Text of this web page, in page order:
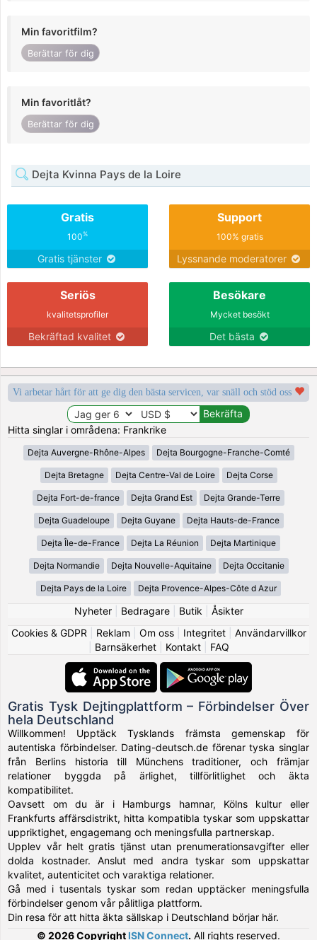
Min favoritfilm?
Berättar för dig
Min favoritlåt?
Berättar för dig
Dejta Kvinna Pays de la Loire
Gratis
100%
Gratis tjänster
Support
100% gratis
Lyssnande moderatorer
Seriös
kvalitetsprofiler
Bekräftad kvalitet
Besökare
Mycket besökt
Det bästa
Vi arbetar hårt för att ge dig den bästa servicen, var snäll och stöd oss
Hitta singlar i områdena: Frankrike
Dejta Auvergne-Rhône-Alpes Dejta Bourgogne-Franche-Comté
Dejta Bretagne Dejta Centre-Val de Loire Dejta Corse
Dejta Fort-de-france Dejta Grand Est Dejta Grande-Terre
Dejta Guadeloupe Dejta Guyane Dejta Hauts-de-France
Dejta Île-de-France Dejta La Réunion Dejta Martinique
Dejta Normandie Dejta Nouvelle-Aquitaine Dejta Occitanie
Dejta Pays de la Loire Dejta Provence-Alpes-Côte d Azur
Nyheter| Bedragare| Butik
Åsikter
Cookies & GDPR
Reklam Om oss| Integritet| Användarvillkor
Barnsäkerhet| Kontakt| FAQ
Gratis Tysk Dejtingplattform – Förbindelser Över
hela Deutschland
Willkommen! Upptäck Tysklands främsta gemenskap för
autentiska förbindelser. Dating-deutsch.de förenar tyska singlar
från Berlins historia till Münchens traditioner, och främjar
relationer byggda på ärlighet, tillförlitlighet och äkta
kompatibilitet.
Oavsett om du är i Hamburgs hamnar, Kölns kultur eller
Frankfurts affärsdistrikt, hitta kompatibla tyskar som uppskattar
uppriktighet, engagemang och meningsfulla partnerskap.
Upplev vår helt gratis tjänst utan prenumerationsavgifter eller
dolda kostnader. Anslut med andra tyskar som uppskattar
kvalitet, autenticitet och varaktiga relationer.
Gå med i tusentals tyskar som redan upptäcker meningsfulla
förbindelser genom vår pålitliga plattform.
Din resa för att hitta äkta sällskap i Deutschland börjar här.
© 2026 Copyright ISN Connect. All rights reserved.